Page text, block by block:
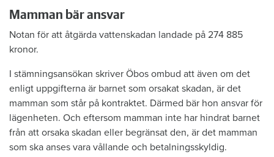
Mamman bär ansvar
Notan för att åtgärda vattenskadan landade på 274 885
kronor.
I stämningsansökan skriver Öbos ombud att även om det
enligt uppgifterna är barnet som orsakat skadan, är det
mamman som står på kontraktet. Därmed bär hon ansvar för
lägenheten. Och eftersom mamman inte har hindrat barnet
från att orsaka skadan eller begränsat den, är det mamman
som ska anses vara vållande och betalningsskyldig.